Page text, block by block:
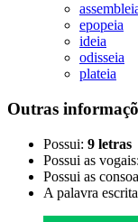
epopeia
ideia
odisseia
plateia
Outras
Possui: 9 letras
Possui as vogais:
Possui as
A palavra